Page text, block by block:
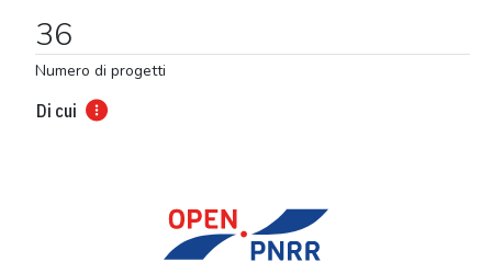
36
Numero di progetti
Di cui